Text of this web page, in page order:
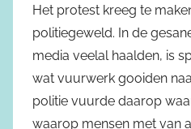
Het protest kreeg te
politiegeweld. In de
media veelal haalden, is
wat vuurwerk gooiden
politie vuurde daarop
waarop mensen met van